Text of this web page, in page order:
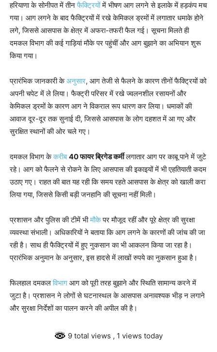
हरियाणा के सोनीपत में तीनफैक्ट्रियोंमें भीषण आग लगने से इलाके में हड़कंप मच
गया। आग लगने के बाद फैक्ट्रियों में रखे केमिकल ड्रमों में लगातार धमाके होने
लगे, जिससे आसपास के क्षेत्र में अफरा-तफरी फैल गई। सूचना मिलते ही
दमकल विभाग की कई गाड़ियां मौके पर पहुंचीं और आग बुझाने का अभियान शुरू
किया गया।
प्रारंभिक जानकारी केअनुसार, आग तेजी से फैलने के कारण तीनों फैक्ट्रियों को
अपनी चपेट में ले लिया। फैक्ट्री परिसर में रखे ज्वलनशील रसायनों और
केमिकल ड्रमों के कारण आग ने विकराल रूप धारण कर लिया। धमाकों की
आवाज दूर-दूर तक सुनाई दी, जिससे आसपास के लोग दहशत में आ गए और
सुरक्षित स्थानों की ओर चले गए।
दमकल विभाग केकरीब 40 फायर ब्रिगेड कर्मीलगातार आग पर काबू पाने में जुटे
रहे। आग को फैलने से रोकने के लिए आसपास की इकाइयों में भी एहतियाती कदम
उठाए गए। राहत की बात यह रही कि समय रहते आसपास के क्षेत्र को खाली करा
लिया गया, जिससे किसी बड़ी जनहानि की सूचना नहीं मिली।
प्रशासन और पुलिस की टीमें भीमौकेपर मौजूद रहीं और पूरे क्षेत्र की सुरक्षा
व्यवस्था संभाली। अधिकारियों ने बताया कि आग लगने के कारणों की जांच की जा
रही है। साथ ही फैक्ट्रियों में हुए नुकसान का भी आकलन किया जा रहा है।
प्रारंभिक अनुमान के अनुसार, इस हादसे में लाखों रुपये का नुकसान हुआ है।
फिलहाल दमकलविभाग आग को पूरी तरह बुझाने और स्थिति सामान्य करने में
जुटा है। प्रशासन ने लोगों से घटनास्थल के आसपास अनावश्यक भीड़ न लगाने
और सुरक्षा निर्देशों का पालन करने की अपील की है।
9 total views , 1 views today